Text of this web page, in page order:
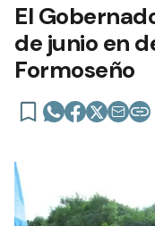
El
de junio en
Formoseño